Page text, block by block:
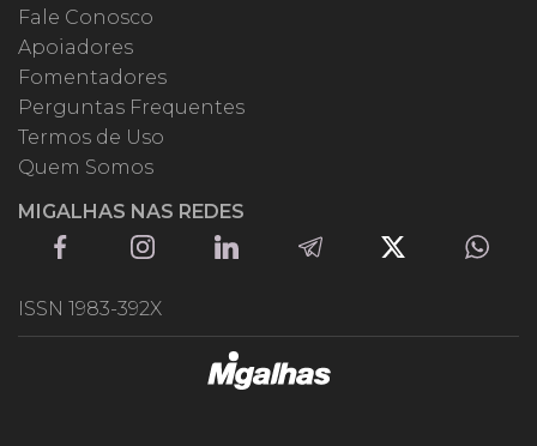
Fale Conosco
Apoiadores
Fomentadores
Perguntas Frequentes
Termos de Uso
Quem Somos
MIGALHAS NAS REDES
ISSN 1983-392X